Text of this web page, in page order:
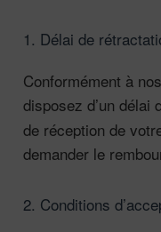
1. Délai de
Conformément à
disposez d’un délai
de réception de
demander le
2. Conditions